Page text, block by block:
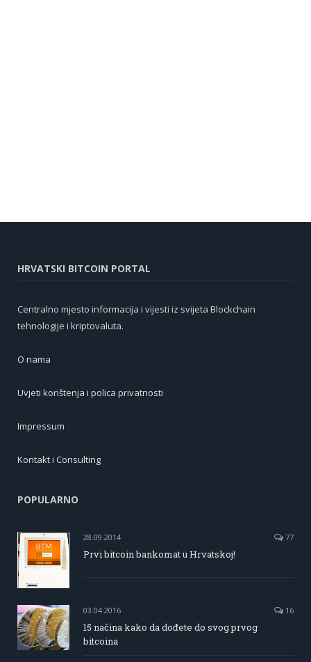
HRVATSKI BITCOIN PORTAL
Centralno mjesto informacija i vijesti iz svijeta Blockchain
tehnologije i kriptovaluta.
O nama
Uvjeti korištenja i polica privatnosti
Impressum
Kontakt i Consulting
POPULARNO
28.09.2014 77
Prvi bitcoin bankomat u Hrvatskoj!
03.04.2016 16
15 načina kako da dođete do svog prvog
bitcoina